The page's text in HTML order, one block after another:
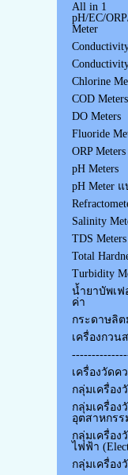
All in 1
pH/EC/
Meter
Chlorine
COD Meters
DO Meters
Fluoride
ORP Meters
pH Meters
pH Meter
Salinity
TDS Meters
Total
Turbidity
น้ำยาบัพเฟ
ค่า
กระดาษลิต
เครื่องกวน
เครื่องวัดค
กลุ่มเครื่อง
กลุ่มเครื่อง
อุตสาหกรร
กลุ่มเครื่อง
ไฟฟ้า
กลุ่มเครื่อ